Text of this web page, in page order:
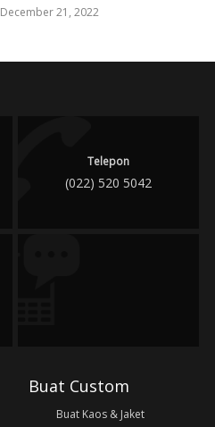
December 21, 2022
Telepon
(022) 520 5042
Buat Custom
Buat Kaos & Jaket